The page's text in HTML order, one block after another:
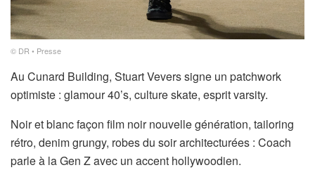
© DR • Presse
Au Cunard Building, Stuart Vevers signe un patchwork
optimiste : glamour 40’s, culture skate, esprit varsity.
Noir et blanc façon film noir nouvelle génération, tailoring
rétro, denim grungy, robes du soir architecturées : Coach
parle à la Gen Z avec un accent hollywoodien.